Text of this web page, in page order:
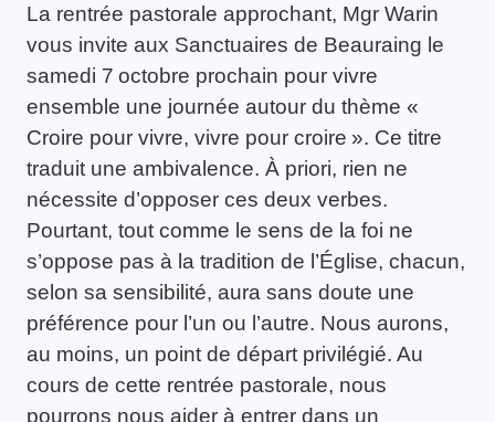
La rentrée pastorale approchant, Mgr Warin
vous invite aux Sanctuaires de Beauraing le
samedi ­7 ­octobre prochain pour vivre
ensemble une journée autour du thème «
Croire pour vivre, vivre pour croire ». Ce titre
traduit une ambivalence. À priori, rien ne
nécessite d’opposer ces deux verbes.
Pourtant, tout comme le sens de la foi ne
s’oppose pas à la tradition de l’Église, chacun,
selon sa sensibilité, aura sans doute une
préférence pour l’un ou l’autre. Nous aurons,
au moins, un point de départ privilégié. Au
cours de cette rentrée pastorale, nous
pourrons nous aider à entrer dans un